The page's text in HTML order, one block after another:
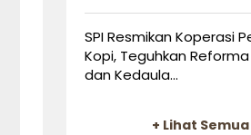
SPI Resmikan Koperasi
Kopi, Teguhkan
dan Kedaula...
+ Lihat Semua